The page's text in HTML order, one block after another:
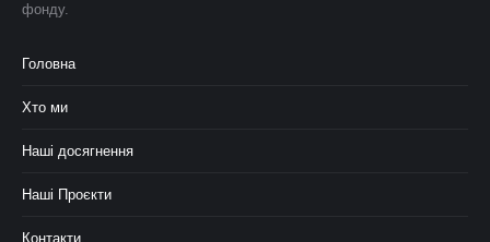
фонду.
Головна
Хто ми
Наші досягнення
Наші Проєкти
Контакти